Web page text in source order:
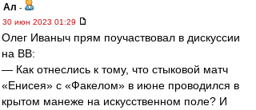
Ал -
30 июн 2023 01:29
Олег Иваныч прям поучаствовал в дискуссии
на ВВ:
— Как отнеслись к тому, что стыковой матч
«Енисея» с «Факелом» в июне проводился в
крытом манеже на искусственном поле? И